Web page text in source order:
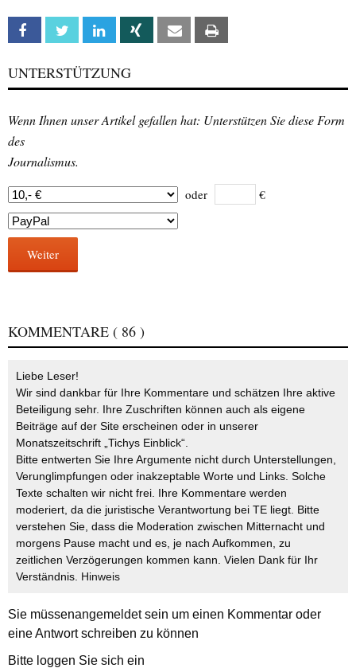
Facebook Twitter Linkedin Xing Email
UNTERSTÜTZUNG
Wenn Ihnen unser Artikel gefallen hat: Unterstützen Sie diese Form
des
Journalismus.
oder €
Weiter
KOMMENTARE ( 86 )
Liebe Leser!
Wir sind dankbar für Ihre Kommentare und schätzen Ihre aktive
Beteiligung sehr. Ihre Zuschriften können auch als eigene
Beiträge auf der Site erscheinen oder in unserer
Monatszeitschrift „Tichys Einblick“.
Bitte entwerten Sie Ihre Argumente nicht durch Unterstellungen,
Verunglimpfungen oder inakzeptable Worte und Links. Solche
Texte schalten wir nicht frei. Ihre Kommentare werden
moderiert, da die juristische Verantwortung bei TE liegt. Bitte
verstehen Sie, dass die Moderation zwischen Mitternacht und
morgens Pause macht und es, je nach Aufkommen, zu
zeitlichen Verzögerungen kommen kann. Vielen Dank für Ihr
Verständnis. Hinweis
Sie müssenangemeldetsein um einen Kommentar oder
eine Antwort schreiben zu können
Bitte loggen Sie sich ein